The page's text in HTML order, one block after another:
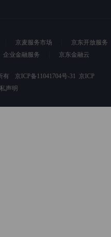
京麦服务市场
京东开放服务
企业金融服务 京东金融云
有 京ICP备11041704号-31 京ICP
声明